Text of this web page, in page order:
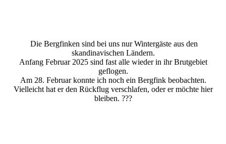
Die Bergfinken sind bei uns nur Wintergäste aus den
skandinavischen Ländern.
Anfang Februar 2025 sind fast alle wieder in ihr Brutgebiet
geflogen.
Am 28. Februar konnte ich noch ein Bergfink beobachten.
Vielleicht hat er den Rückflug verschlafen, oder er möchte hier
bleiben. ???